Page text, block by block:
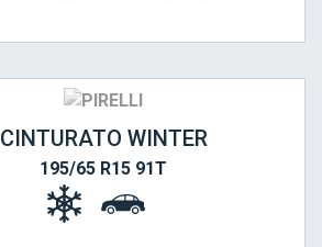
CINTURATO WINTER
195/65 R15 91T